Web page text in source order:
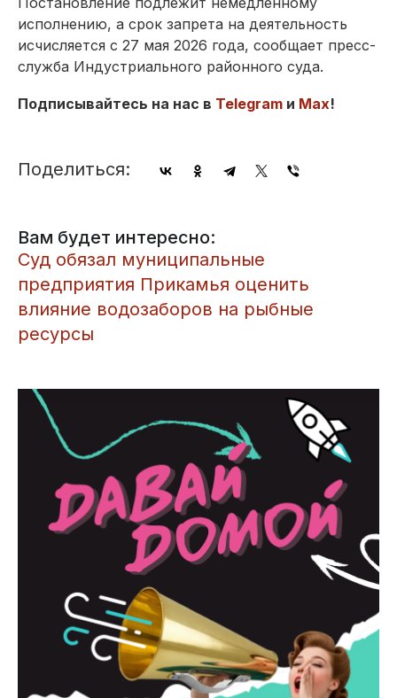
исполнению, а срок запрета на деятельность
исчисляется с 27 мая 2026 года, сообщает пресс-
служба Индустриального районного суда.
Подписывайтесь на нас в Telegram и Max!
Поделиться:
Вам будет интересно:
​Суд обязал муниципальные
предприятия Прикамья оценить
влияние водозаборов на рыбные
ресурсы